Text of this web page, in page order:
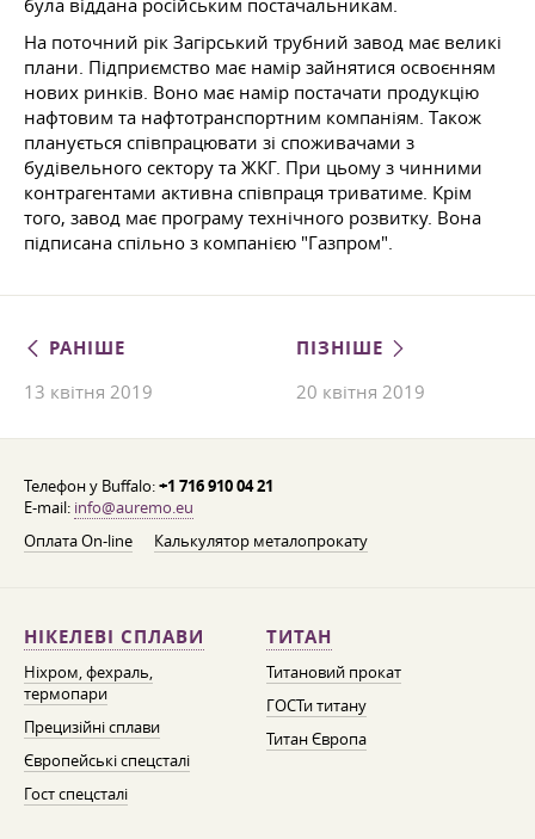
була віддана російським постачальникам.
На поточний рік Загірський трубний завод має великі
плани. Підприємство має намір зайнятися освоєнням
нових ринків. Воно має намір постачати продукцію
нафтовим та нафтотранспортним компаніям. Також
планується співпрацювати зі споживачами з
будівельного сектору та ЖКГ. При цьому з чинними
контрагентами активна співпраця триватиме. Крім
того, завод має програму технічного розвитку. Вона
підписана спільно з компанією "Газпром".
РАНІШЕ
13 квітня 2019
ПІЗНІШЕ
20 квітня 2019
Телефон у Buffalo:+1 716 910 04 21
E-mail: info@auremo.eu
Оплата On-line
Калькулятор металопрокату
НІКЕЛЕВІ СПЛАВИ
Ніхром, фехраль,
термопари
Прецизійні сплави
Європейські спецсталі
Гост спецсталі
ТИТАН
Титановий прокат
ГОСТи титану
Титан Європа